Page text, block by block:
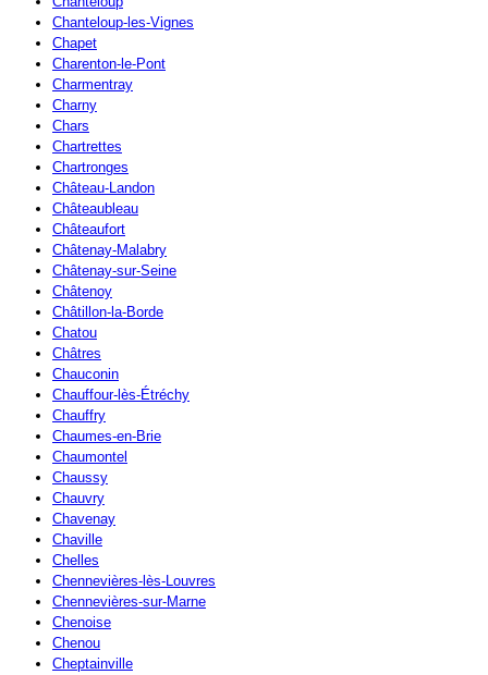
Chanteloup-les-Vignes
Chapet
Charenton-le-Pont
Charmentray
Charny
Chars
Chartrettes
Chartronges
Château-Landon
Châteaubleau
Châteaufort
Châtenay-Malabry
Châtenay-sur-Seine
Châtenoy
Châtillon-la-Borde
Chatou
Châtres
Chauconin
Chauffour-lès-Étréchy
Chauffry
Chaumes-en-Brie
Chaumontel
Chaussy
Chauvry
Chavenay
Chaville
Chelles
Chennevières-lès-Louvres
Chennevières-sur-Marne
Chenoise
Chenou
Cheptainville